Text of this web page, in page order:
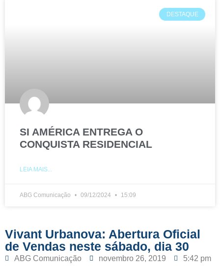
DESTAQUE
SI AMÉRICA ENTREGA O
CONQUISTA RESIDENCIAL
LEIA MAIS...
ABG Comunicação 09/12/2024 15:09
Vivant Urbanova: Abertura Oficial
de Vendas neste sábado, dia 30
ABG Comunicação novembro 26, 2019
5:42 pm